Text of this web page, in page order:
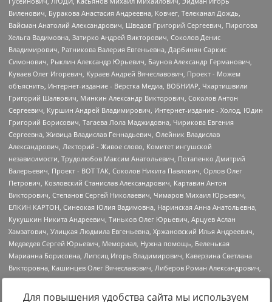
Для повышения удобства сайта мы используем